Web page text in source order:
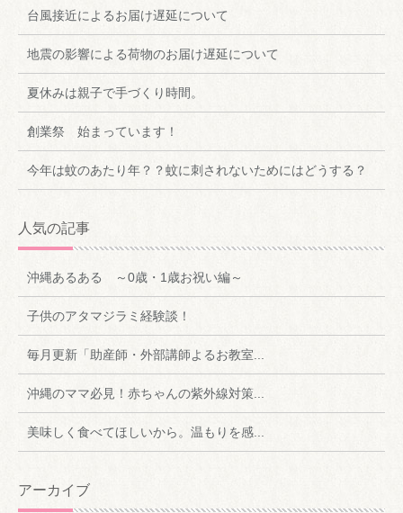
台風接近によるお届け遅延について
地震の影響による荷物のお届け遅延について
夏休みは親子で手づくり時間。
創業祭 始まっています！
今年は蚊のあたり年？？蚊に刺されないためにはどうする？
人気の記事
沖縄あるある ～0歳・1歳お祝い編～
子供のアタマジラミ経験談！
毎月更新「助産師・外部講師よるお教室...
沖縄のママ必見！赤ちゃんの紫外線対策...
美味しく食べてほしいから。温もりを感...
アーカイブ